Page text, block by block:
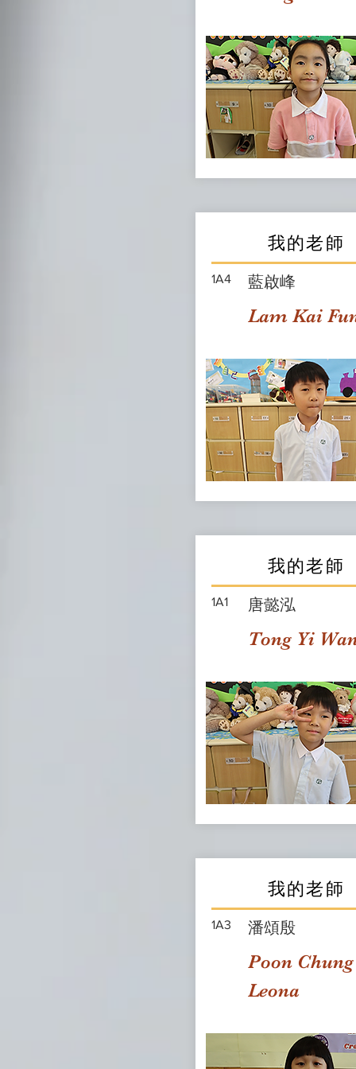
我的老師
1A4 藍啟峰
Lam Kai
我的老師
1A1 唐懿泓
Tong Yi
我的老師
1A3 潘頌殷
Poon
Leona